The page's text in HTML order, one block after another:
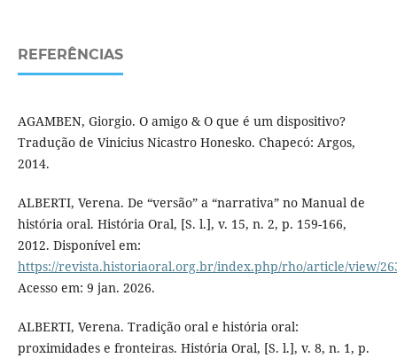
REFERÊNCIAS
AGAMBEN, Giorgio. O amigo & O que é um dispositivo?
Tradução de Vinicius Nicastro Honesko. Chapecó: Argos,
2014.
ALBERTI, Verena. De “versão” a “narrativa” no Manual de
história oral. História Oral, [S. l.], v. 15, n. 2, p. 159-166,
2012. Disponível em:
https://revista.historiaoral.org.br/index.php/rho/article/view/
Acesso em: 9 jan. 2026.
ALBERTI, Verena. Tradição oral e história oral:
proximidades e fronteiras. História Oral, [S. l.], v. 8, n. 1, p.